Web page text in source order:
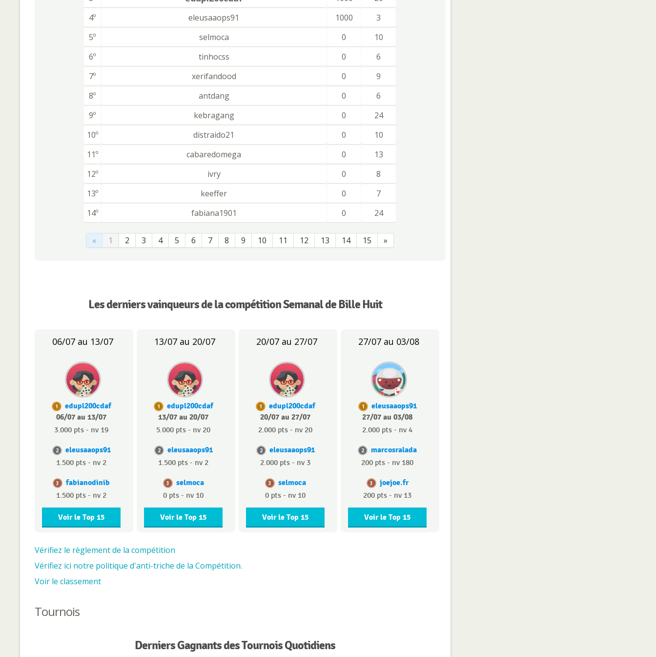
4º
eleusaaops91 1000
3
5º
selmoca 0
10
6º
tinhocss 0
6
7º
xerifandood 0
9
8º
antdang 0
6
9º
kebragang 0
24
10º
distraido21 0
10
11º
cabaredomega 0
13
12º
ivry 0
8
13º
keeffer 0
7
14º
fabiana1901 0 24
« 1 2 3 4 5 6 7 8 9 10 11 12 13 14 15 »
Les derniers vainqueurs de la compétition Semanal de Bille Huit
06/07 au 13/07
1
edupl200cdaf
06/07 au 13/07
3.000 pts - nv 19
2 eleusaaops91
1.500 pts - nv 2
3 fabianodinib
1.500 pts - nv 2
Voir le Top 15
13/07 au 20/07
1
edupl200cdaf
13/07 au 20/07
5.000 pts - nv 20
2 eleusaaops91
1.500 pts - nv 2
3 selmoca
0 pts - nv 10
Voir le Top 15
20/07 au 27/07
1
edupl200cdaf
20/07 au 27/07
2.000 pts - nv 20
2 eleusaaops91
2.000 pts - nv 3
3 selmoca
0 pts - nv 10
Voir le Top 15
27/07 au 03/08
1
eleusaaops91
27/07 au 03/08
2.000 pts - nv 4
2 marcosralada
200 pts - nv 180
3 joejoe.fr
200 pts - nv 13
Voir le Top 15
Vérifiez le règlement de la compétition
Vérifiez ici notre politique d'anti-triche de la Compétition.
Voir le classement
Tournois
Derniers Gagnants des Tournois Quotidiens